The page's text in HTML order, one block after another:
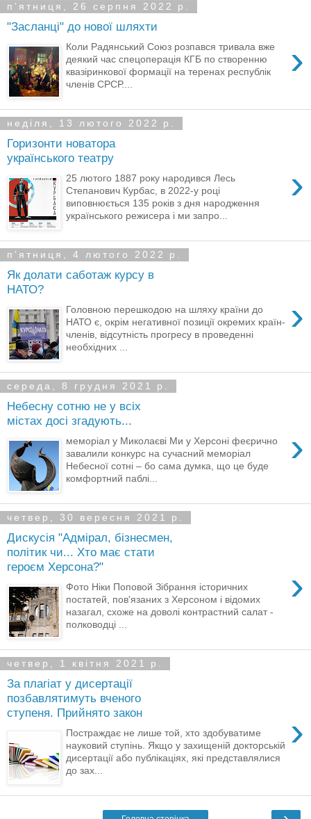
пʼятниця, 26 серпня 2022 р.
"Засланці" до нової шляхти
›
Коли Радянський Союз розпався тривала вже
деякий час спецоперація КГБ по створенню
квазіринкової формації на теренах республік
членів СРСР....
неділя, 13 лютого 2022 р.
Горизонти новатора
українського театру
›
25 лютого 1887 року народився Лесь
Степанович Курбас, в 2022-у році
виповнюється 135 років з дня народження
українського режисера і ми запро...
пʼятниця, 4 лютого 2022 р.
Як долати саботаж курсу в
НАТО?
›
Головною перешкодою на шляху країни до
НАТО є, окрім негативної позиції окремих країн-
членів, відсутність прогресу в проведенні
необхідних ...
середа, 8 грудня 2021 р.
Небесну сотню не у всіх
містах досі згадують...
›
меморіал у Миколаєві Ми у Херсоні феєрично
завалили конкурс на сучасний меморіал
Небесної сотні – бо сама думка, що це буде
комфортний паблі...
четвер, 30 вересня 2021 р.
Дискусія "Адмірал, бізнесмен,
політик чи... Хто має стати
героєм Херсона?"
›
Фото Ніки Поповой Зібрання історичних
постатей, пов'язаних з Херсоном і відомих
назагал, схоже на доволі контрастний салат -
полководці ...
четвер, 1 квітня 2021 р.
За плагіат у дисертації
позбавлятимуть вченого
ступеня. Прийнято закон
›
Постраждає не лише той, хто здобуватиме
науковий ступінь. Якщо у захищеній докторській
дисертації або публікаціях, які представлялися
до зах...